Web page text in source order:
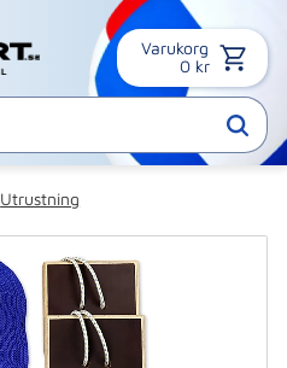
Varukorg
0 kr
Utrustning